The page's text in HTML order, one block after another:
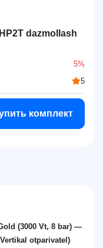
5%
5
комплект
(3000 Vt, 8 bar) —
otparivatel)